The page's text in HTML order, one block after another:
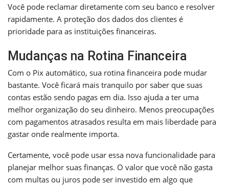
Você pode reclamar diretamente com seu banco e resolver
rapidamente. A proteção dos dados dos clientes é
prioridade para as instituições financeiras.
Mudanças na Rotina Financeira
Com o Pix automático, sua rotina financeira pode mudar
bastante. Você ficará mais tranquilo por saber que suas
contas estão sendo pagas em dia. Isso ajuda a ter uma
melhor organização do seu dinheiro. Menos preocupações
com pagamentos atrasados resulta em mais liberdade para
gastar onde realmente importa.
Certamente, você pode usar essa nova funcionalidade para
planejar melhor suas finanças. O valor que você não gasta
com multas ou juros pode ser investido em algo que